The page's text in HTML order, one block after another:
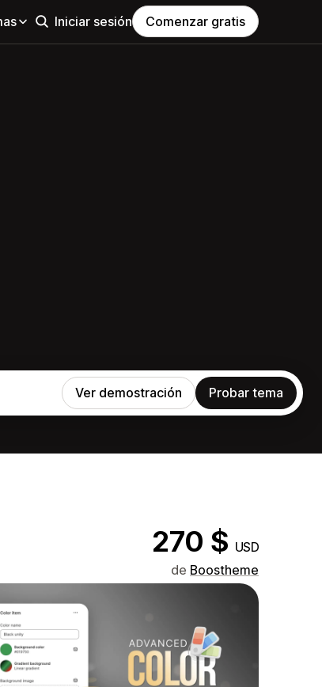
Iniciar sesión Comenzar gratis
Ver demostración Probar tema
270 $ USD
de Boostheme